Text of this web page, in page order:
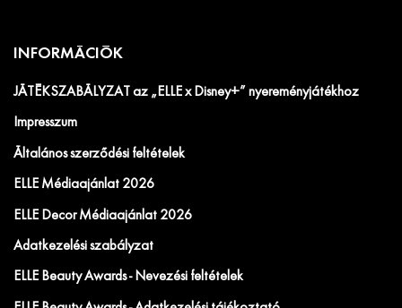
INFORMÁCIÓK
JÁTÉKSZABÁLYZAT az „ELLE x Disney+” nyereményjátékhoz
Impresszum
Általános szerződési feltételek
ELLE Médiaajánlat 2026
ELLE Decor Médiaajánlat 2026
Adatkezelési szabályzat
ELLE Beauty Awards - Nevezési feltételek